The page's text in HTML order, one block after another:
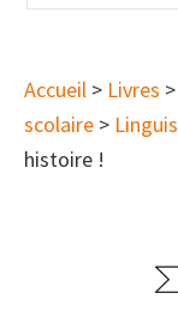
Accueil > Livres >
scolaire >
histoire !